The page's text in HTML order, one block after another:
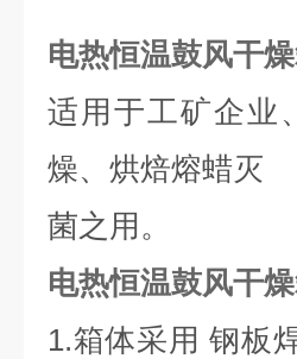
电热恒温鼓风干
适用于工矿企业
燥、烘焙熔蜡灭
菌之用。
电热恒温鼓风干
1.箱体采用 钢板